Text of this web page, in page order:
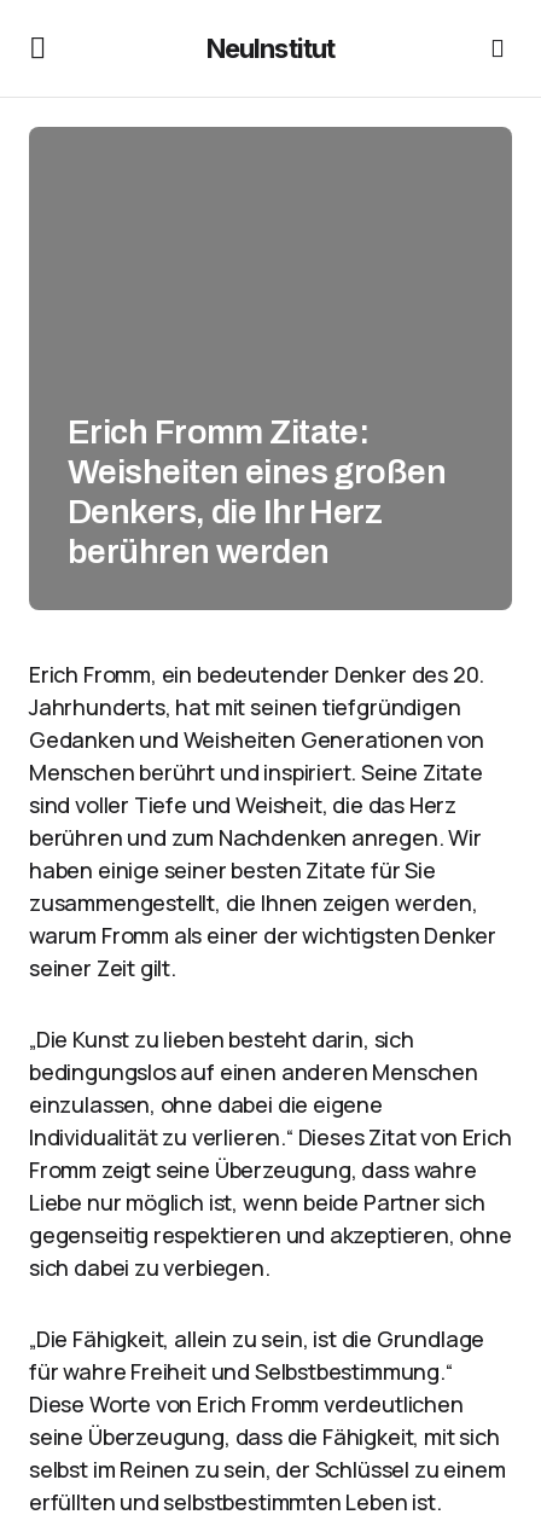
NeuInstitut
Erich Fromm Zitate:
Weisheiten eines großen
Denkers, die Ihr Herz
berühren werden
Erich Fromm, ein bedeutender Denker des 20.
Jahrhunderts, hat mit seinen tiefgründigen
Gedanken und Weisheiten Generationen von
Menschen berührt und inspiriert. Seine Zitate
sind voller Tiefe und Weisheit, die das Herz
berühren und zum Nachdenken anregen. Wir
haben einige seiner besten Zitate für Sie
zusammengestellt, die Ihnen zeigen werden,
warum Fromm als einer der wichtigsten Denker
seiner Zeit gilt.
„Die Kunst zu lieben besteht darin, sich
bedingungslos auf einen anderen Menschen
einzulassen, ohne dabei die eigene
Individualität zu verlieren.“ Dieses Zitat von Erich
Fromm zeigt seine Überzeugung, dass wahre
Liebe nur möglich ist, wenn beide Partner sich
gegenseitig respektieren und akzeptieren, ohne
sich dabei zu verbiegen.
„Die Fähigkeit, allein zu sein, ist die Grundlage
für wahre Freiheit und Selbstbestimmung.“
Diese Worte von Erich Fromm verdeutlichen
seine Überzeugung, dass die Fähigkeit, mit sich
selbst im Reinen zu sein, der Schlüssel zu einem
erfüllten und selbstbestimmten Leben ist.